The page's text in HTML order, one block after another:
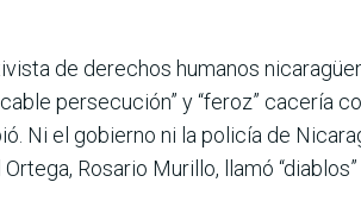
de derechos humanos
persecución” y “feroz” cacería
Ni el gobierno ni la policía de
Ortega, Rosario Murillo, llamó